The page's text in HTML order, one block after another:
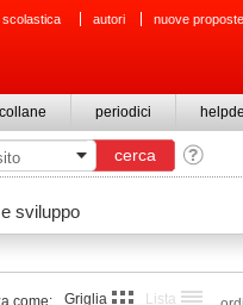
scolastica autori nuove proposte
collane periodici
sviluppo
come: Griglia Lista